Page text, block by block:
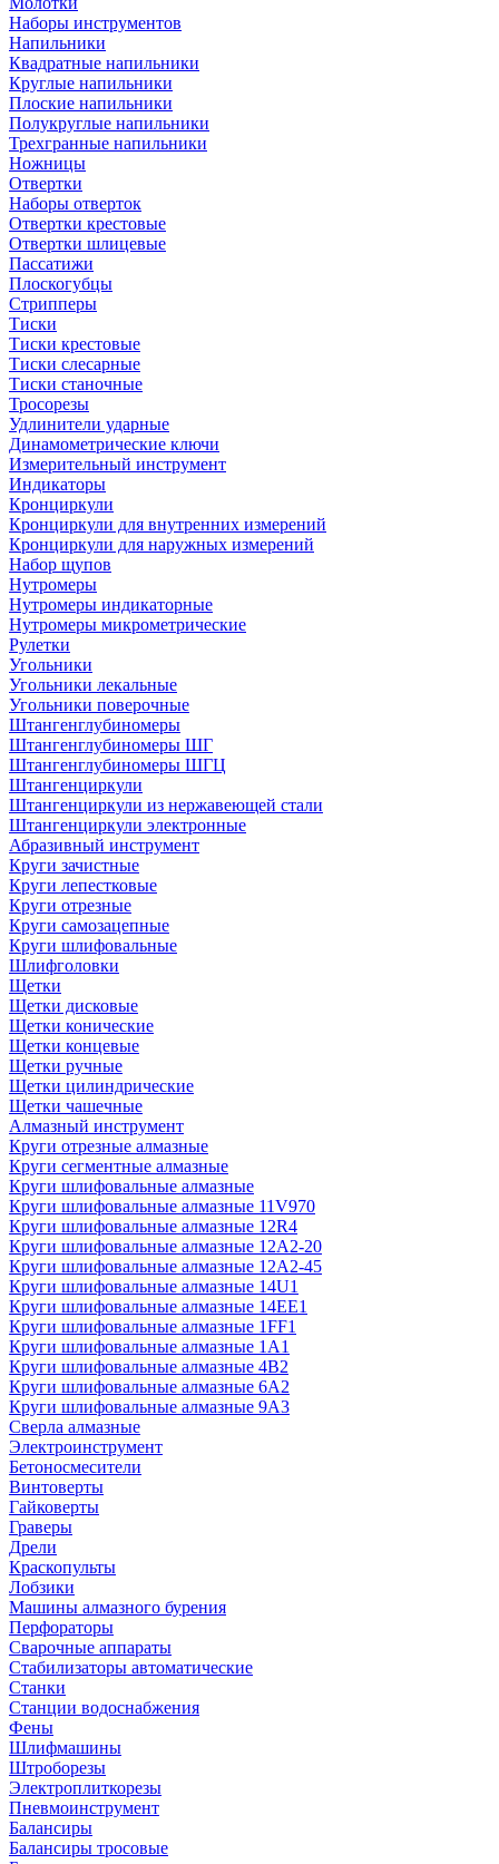
Наборы инструментов
Напильники
Квадратные напильники
Круглые напильники
Плоские напильники
Полукруглые напильники
Трехгранные напильники
Ножницы
Отвертки
Наборы отверток
Отвертки крестовые
Отвертки шлицевые
Пассатижи
Плоскогубцы
Стрипперы
Тиски
Тиски крестовые
Тиски слесарные
Тиски станочные
Тросорезы
Удлинители ударные
Динамометрические ключи
Измерительный инструмент
Индикаторы
Кронциркули
Кронциркули для внутренних измерений
Кронциркули для наружных измерений
Набор щупов
Нутромеры
Нутромеры индикаторные
Нутромеры микрометрические
Рулетки
Угольники
Угольники лекальные
Угольники поверочные
Штангенглубиномеры
Штангенглубиномеры ШГ
Штангенглубиномеры ШГЦ
Штангенциркули
Штангенциркули из нержавеющей стали
Штангенциркули электронные
Абразивный инструмент
Круги зачистные
Круги лепестковые
Круги отрезные
Круги самозацепные
Круги шлифовальные
Шлифголовки
Щетки
Щетки дисковые
Щетки конические
Щетки концевые
Щетки ручные
Щетки цилиндрические
Щетки чашечные
Алмазный инструмент
Круги отрезные алмазные
Круги сегментные алмазные
Круги шлифовальные алмазные
Круги шлифовальные алмазные 11V970
Круги шлифовальные алмазные 12R4
Круги шлифовальные алмазные 12А2-20
Круги шлифовальные алмазные 12А2-45
Круги шлифовальные алмазные 14U1
Круги шлифовальные алмазные 14ЕЕ1
Круги шлифовальные алмазные 1FF1
Круги шлифовальные алмазные 1А1
Круги шлифовальные алмазные 4В2
Круги шлифовальные алмазные 6A2
Круги шлифовальные алмазные 9А3
Сверла алмазные
Электроинструмент
Бетоносмесители
Винтоверты
Гайковерты
Граверы
Дрели
Краскопульты
Лобзики
Машины алмазного бурения
Перфораторы
Сварочные аппараты
Стабилизаторы автоматические
Станки
Станции водоснабжения
Фены
Шлифмашины
Штроборезы
Электроплиткорезы
Пневмоинструмент
Балансиры
Балансиры тросовые